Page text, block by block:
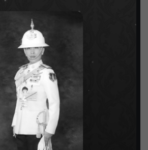
VARIETY
ENTERTAINMENT